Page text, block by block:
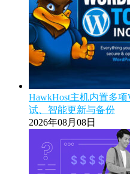
HawkHost主机内置多项
试、智能更新与备份
2026年08月08日